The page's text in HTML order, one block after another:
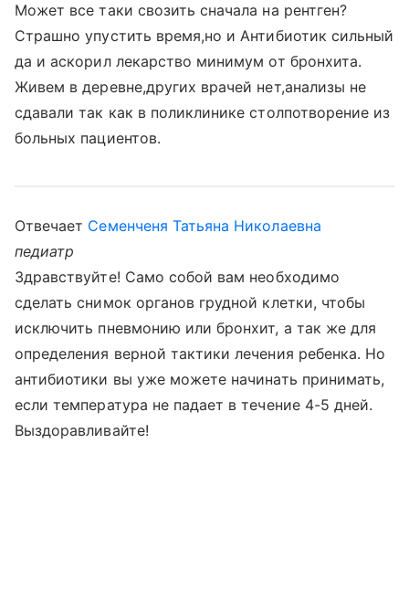
Может все таки свозить сначала на рентген?
Страшно упустить время,но и Антибиотик сильный
да и аскорил лекарство минимум от бронхита.
Живем в деревне,других врачей нет,анализы не
сдавали так как в поликлинике столпотворение из
больных пациентов.
Отвечает Семенченя Татьяна Николаевна
педиатр
Здравствуйте! Само собой вам необходимо
сделать снимок органов грудной клетки, чтобы
исключить пневмонию или бронхит, а так же для
определения верной тактики лечения ребенка. Но
антибиотики вы уже можете начинать принимать,
если температура не падает в течение 4-5 дней.
Выздоравливайте!